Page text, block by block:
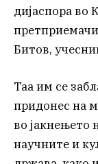
дијаспора во
Битов,
Таа им се
придонес на
во јакнењето
научните и